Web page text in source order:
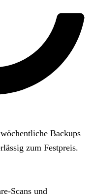
Backups
zum Festpreis.
und